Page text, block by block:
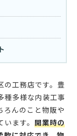
の工務店です。豊
種多様な内装工事
ろんのこと物販や
ます。 開業時の